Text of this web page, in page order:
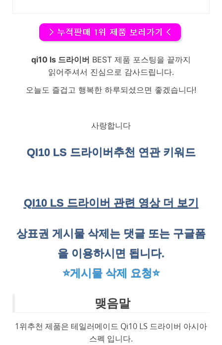
qi10 ls 드라이버 BEST 제품 포스팅을 끝까지
읽어주셔서 진심으로 감사드립니다.
오늘도 즐겁고 행복한 하루되셨으면 좋겠습니다!
사랑합니다
QI10 LS 드라이버 추천 연관 키워드
QI10 LS 드라이버 관련 영상 더 보기
상표권 게시물 삭제는 댓글 또는 구글폼
을 이용하시면 됩니다.
⭐게시물 삭제 요청⭐
맺음말
1위추천 제품은 테일러메이드 Qi10 LS 드라이버 아시아
스펙 입니다.